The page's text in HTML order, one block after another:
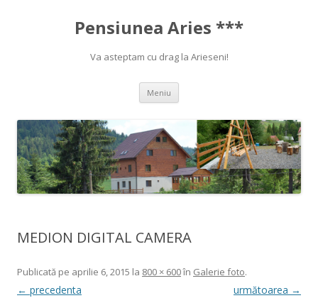
Pensiunea Aries ***
Va asteptam cu drag la Arieseni!
Meniu
MEDION DIGITAL CAMERA
Publicată pe aprilie 6, 2015 la 800 × 600în Galerie foto.
← precedenta următoarea →